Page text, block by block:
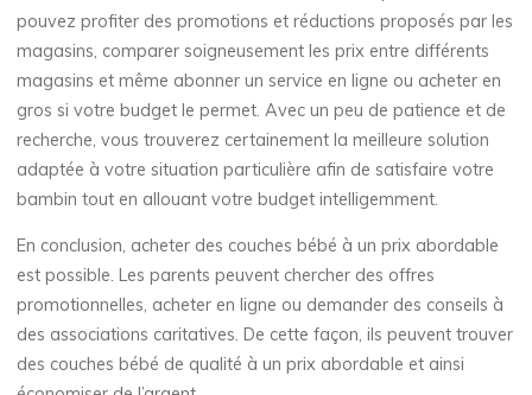
pouvez profiter des promotions et réductions proposés par les
magasins, comparer soigneusement les prix entre différents
magasins et même abonner un service en ligne ou acheter en
gros si votre budget le permet. Avec un peu de patience et de
recherche, vous trouverez certainement la meilleure solution
adaptée à votre situation particulière afin de satisfaire votre
bambin tout en allouant votre budget intelligemment.
En conclusion, acheter des couches bébé à un prix abordable
est possible. Les parents peuvent chercher des offres
promotionnelles, acheter en ligne ou demander des conseils à
des associations caritatives. De cette façon, ils peuvent trouver
des couches bébé de qualité à un prix abordable et ainsi